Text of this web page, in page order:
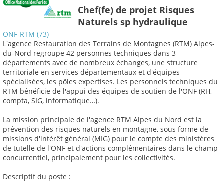
Chef(fe) de projet Risques
Naturels sp hydraulique
ONF-RTM (73)
L'agence Restauration des Terrains de Montagnes (RTM) Alpes-
du-Nord regroupe 42 personnes techniques dans 3
départements avec de nombreux échanges, une structure
territoriale en services départementaux et d'équipes
spécialisées, les pôles expertises. Les personnels techniques du
RTM bénéficie de l'appui des équipes de soutien de l'ONF (RH,
compta, SIG, informatique…).
La mission principale de l'agence RTM Alpes du Nord est la
prévention des risques naturels en montagne, sous forme de
missions d'intérêt général (MIG) pour le compte des ministères
de tutelle de l'ONF et d'actions complémentaires dans le champ
concurrentiel, principalement pour les collectivités.
Descriptif du poste :